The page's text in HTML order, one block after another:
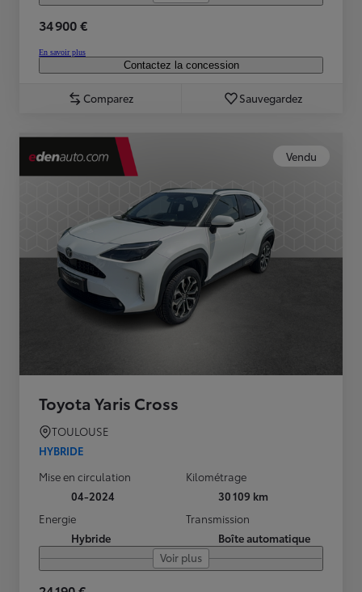
34 900 €
En savoir plus
Contactez la concession
Comparez Sauvegardez
Vendu
Toyota Yaris Cross
TOULOUSE
HYBRIDE
Mise en circulation
04-2024
Kilométrage
30 109 km
Energie
Hybride
Transmission
Boîte automatique
Voir plus